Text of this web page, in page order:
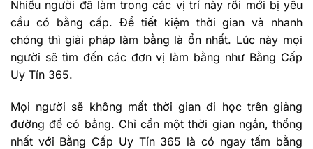
Nhiều người đã làm trong các vị trí này rồi mới bị yêu
cầu có bằng cấp. Để tiết kiệm thời gian và nhanh
chóng thì giải pháp làm bằng là ổn nhất. Lúc này mọi
người sẽ tìm đến các đơn vị làm bằng như Bằng Cấp
Uy Tín 365.
Mọi người sẽ không mất thời gian đi học trên giảng
đường để có bằng. Chỉ cần một thời gian ngắn, thống
nhất với Bằng Cấp Uy Tín 365 là có ngay tấm bằng